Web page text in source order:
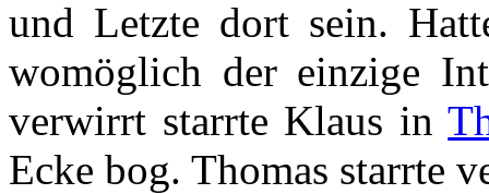
und Letzte dort sein.
womöglich der einzige
verwirrt starrte Klaus in
Ecke bog. Thomas starrte